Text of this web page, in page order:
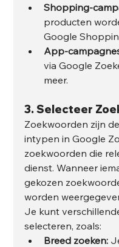
Shopping-
producten
Google
App-
via Google
meer.
3. Selecteer
Zoekwoorden zijn
intypen in Google
zoekwoorden die
dienst. Wanneer
gekozen
worden
Je kunt
selecteren, zoals:
Breed zoeken: